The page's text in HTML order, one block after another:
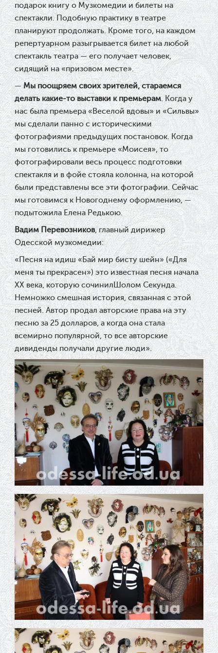
подарок книгу о Музкомедии и билеты на
спектакли. Подобную практику в театре
планируют продолжать. Кроме того, на каждом
репертуарном разыгрывается билет на любой
спектакль театра — его получает человек,
сидящий на «призовом месте».
—Мы поощряем своих зрителей, стараемся
делать какие-то выставки к премьерам. Когда у
нас была премьера «Веселой вдовы» и «Сильвы»
мы сделали панно с историческими
фотографиями предыдущих постановок. Когда
мы готовились к премьере «Моисея», то
фотографировали весь процесс подготовки
спектакля и в фойе стояла колонна, на которой
были представлены все эти фотографии. Сейчас
мы готовимся к Новогоднему оформлению, —
подытожила Елена Редькою.
Вадим Перевозников, главный дирижер
Одесской музкомедии:
«Песня на идиш «Бай мир бисту шейн» («Для
меня ты прекрасен») это известная песня начала
ХХ века, которую сочинилШолом Секунда.
Немножко смешная история, связанная с этой
песней. Автор продал авторские права на эту
песню за 25 долларов, а когда она стала
всемирно популярной, то все авторские
дивиденды получали другие люди».